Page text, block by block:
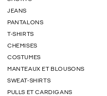
JEANS
PANTALONS
T-SHIRTS
CHEMISES
COSTUMES
MANTEAUX ET BLOUSONS
SWEAT-SHIRTS
PULLS ET CARDIGANS